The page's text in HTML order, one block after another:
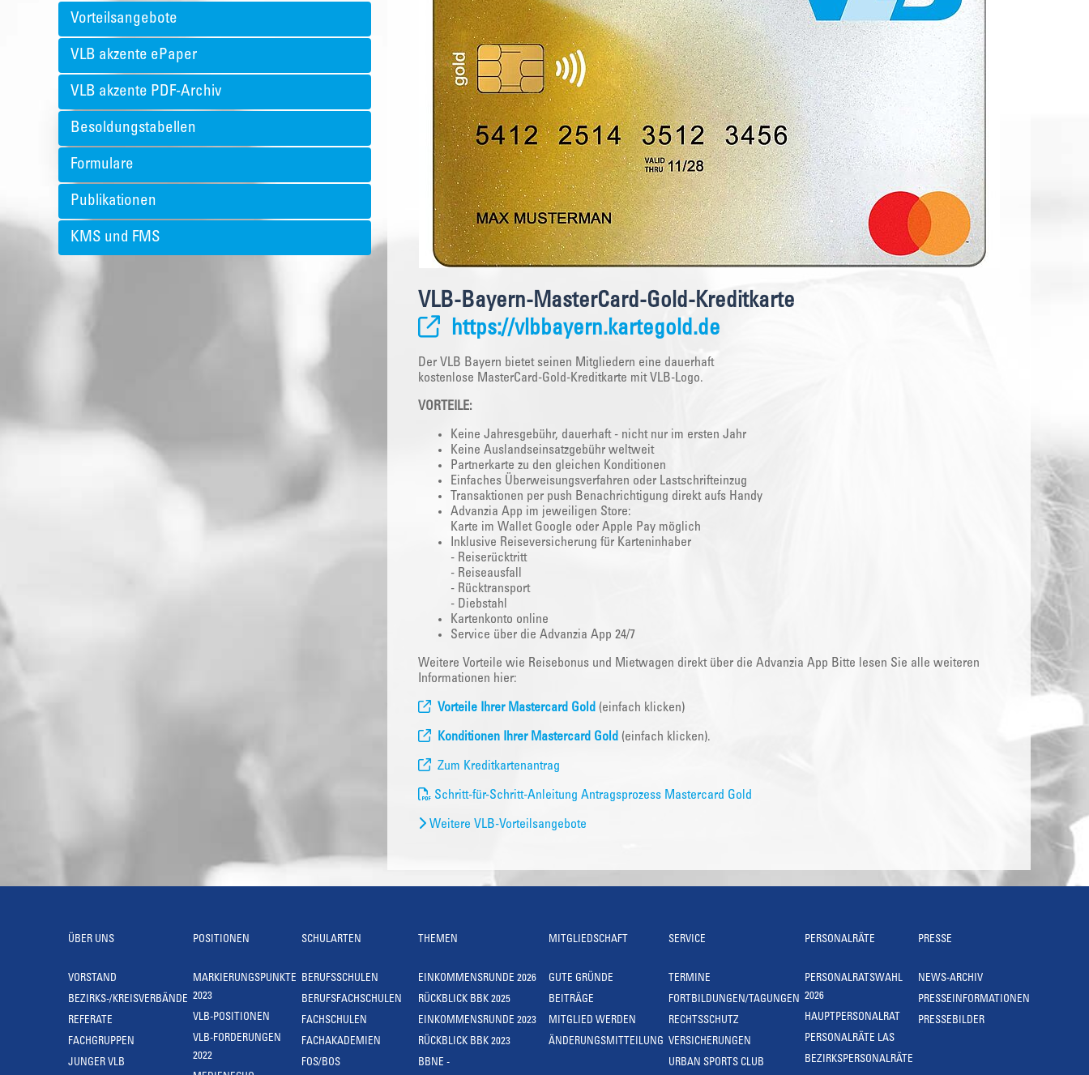
Vorteilsangebote
VLB akzente ePaper
VLB akzente PDF-Archiv
Besoldungstabellen
Formulare
Publikationen
KMS und FMS
VLB-Bayern-MasterCard-Gold-Kreditkarte
https://vlbbayern.kartegold.de
Der VLB Bayern bietet seinen Mitgliedern eine dauerhaft
kostenlose MasterCard-Gold-Kreditkarte mit VLB-Logo.
VORTEILE:
Keine Jahresgebühr, dauerhaft - nicht nur im ersten Jahr
Keine Auslandseinsatzgebühr weltweit
Partnerkarte zu den gleichen Konditionen
Einfaches Überweisungsverfahren oder Lastschrifteinzug
Transaktionen per push Benachrichtigung direkt aufs Handy
Advanzia App im jeweiligen Store:
Karte im Wallet Google oder Apple Pay möglich
Inklusive Reiseversicherung für Karteninhaber
- Reiserücktritt
- Reiseausfall
- Rücktransport
- Diebstahl
Kartenkonto online
Service über die Advanzia App 24/7
Weitere Vorteile wie Reisebonus und Mietwagen direkt über die Advanzia App Bitte lesen Sie alle weiteren
Informationen hier:
Vorteile Ihrer Mastercard Gold (einfach klicken)
Konditionen Ihrer Mastercard Gold (einfach klicken).
Zum Kreditkartenantrag
Schritt-für-Schritt-Anleitung Antragsprozess Mastercard Gold
Weitere VLB-Vorteilsangebote
ÜBER UNS
VORSTAND
BEZIRKS-/KREISVERBÄNDE
REFERATE
FACHGRUPPEN
JUNGER VLB
POSITIONEN
MARKIERUNGSPUNKTE
2023
VLB-POSITIONEN
VLB-FORDERUNGEN
2022
SCHULARTEN
BERUFSSCHULEN
BERUFSFACHSCHULEN
FACHSCHULEN
FACHAKADEMIEN
FOS/BOS
THEMEN
EINKOMMENSRUNDE 2026
RÜCKBLICK BBK 2025
EINKOMMENSRUNDE 2023
RÜCKBLICK BBK 2023
BBNE -
MITGLIEDSCHAFT
GUTE GRÜNDE
BEITRÄGE
MITGLIED WERDEN
ÄNDERUNGSMITTEILUNG
SERVICE
TERMINE
FORTBILDUNGEN/TAGUNGEN
RECHTSSCHUTZ
VERSICHERUNGEN
URBAN SPORTS CLUB
PERSONALRÄTE
PERSONALRATSWAHL
2026
HAUPTPERSONALRAT
PERSONALRÄTE LAS
BEZIRKSPERSONALRÄTE
PRESSE
NEWS-ARCHIV
PRESSEINFORMATIONEN
PRESSEBILDER